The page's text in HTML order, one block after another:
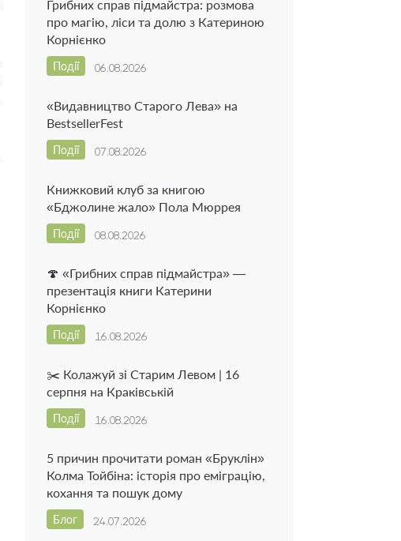
Грибних справ підмайстра: розмова
про магію, ліси та долю з Катериною
Корнієнко
06.08.2026
Події
«Видавництво Старого Лева» на
BestsellerFest
07.08.2026
Події
Книжковий клуб за книгою
«Бджолине жало» Пола Мюррея
08.08.2026
Події
🍄 «Грибних справ підмайстра» —
презентація книги Катерини
Корнієнко
16.08.2026
Події
✂️ Колажуй зі Старим Левом | 16
серпня на Краківській
16.08.2026
Події
5 причин прочитати роман «Бруклін»
Колма Тойбіна: історія про еміграцію,
кохання та пошук дому
24.07.2026
Блог